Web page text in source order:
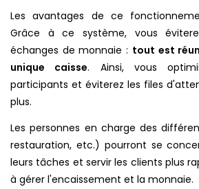
Les avantages de ce
Grâce à ce système, vous
échanges de monnaie : tout est
unique caisse. Ainsi, vous
participants et éviterez les files
plus.
Les personnes en charge des
restauration, etc.) pourront se
leurs tâches et servir les clients plus
à gérer l'encaissement et la monnaie.